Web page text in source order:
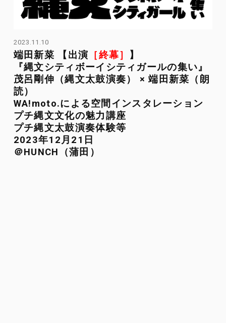
2023.11.10
端田新菜 【出演 ［終幕］
】
『縄文シティボーイシティガールの集い』
茂呂剛伸（縄文太鼓演奏） × 端田新菜（朗
読）
WA!moto.による空間インスタレーション
プチ縄文文化の魅力講座
プチ縄文太鼓演奏体験等
2023年12月21日
＠HUNCH（蒲田）